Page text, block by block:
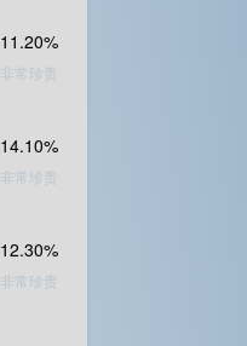
11.20%
非常珍贵
14.10%
非常珍贵
12.30%
非常珍贵